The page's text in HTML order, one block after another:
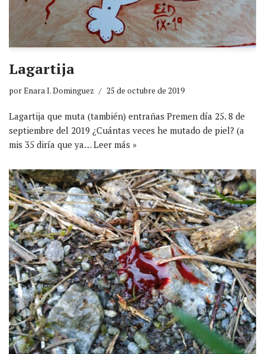
Lagartija
porEnara I. Dominguez 25 de octubre de 2019
Lagartija que muta (también) entrañas Premen día 25. 8 de
septiembre del 2019 ¿Cuántas veces he mutado de piel? (a
mis 35 diría que ya…Leer más »